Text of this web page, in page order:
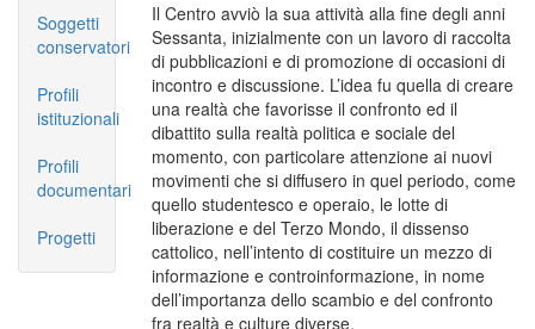
Soggetti
conservatori
Profili
istituzionali
Profili
documentari
Progetti
Il Centro avviò la sua attività alla fine degli anni
Sessanta, inizialmente con un lavoro di raccolta
di pubblicazioni e di promozione di occasioni di
incontro e discussione. L’idea fu quella di creare
una realtà che favorisse il confronto ed il
dibattito sulla realtà politica e sociale del
momento, con particolare attenzione ai nuovi
movimenti che si diffusero in quel periodo, come
quello studentesco e operaio, le lotte di
liberazione e del Terzo Mondo, il dissenso
cattolico, nell’intento di costituire un mezzo di
informazione e controinformazione, in nome
dell’importanza dello scambio e del confronto
fra realtà e culture diverse.